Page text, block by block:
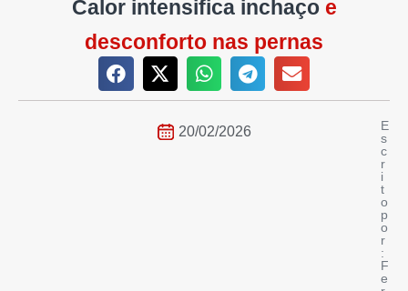
Calor intensifica inchaço e
desconforto nas pernas
20/02/2026
E
s
c
r
i
t
o
p
o
r
:
F
e